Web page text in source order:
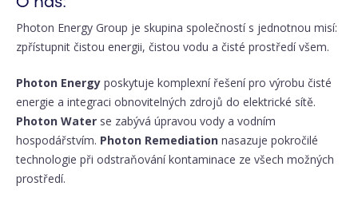
Photon Energy Group je skupina společností s jednotnou misí:
zpřístupnit čistou energii, čistou vodu a čisté prostředí všem.
Photon Energy poskytuje komplexní řešení pro výrobu čisté
energie a integraci obnovitelných zdrojů do elektrické sítě.
Photon Water se zabývá úpravou vody a vodním
hospodářstvím. Photon Remediation nasazuje pokročilé
technologie při odstraňování kontaminace ze všech možných
prostředí.